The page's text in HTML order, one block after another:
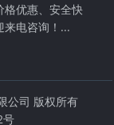
格优惠、安全快
来电咨询！...
公司 版权所有
号